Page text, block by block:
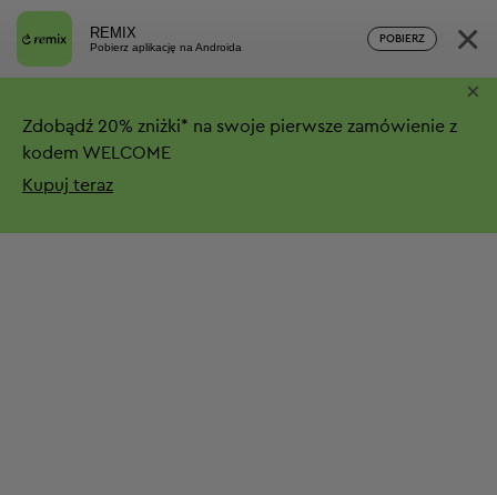
REMIX
Pobierz aplikację na Androida
POBIERZ ×
Zdobądź 20% zniżki* na swoje pierwsze zamówienie z
kodem WELCOME
Kupuj teraz
×